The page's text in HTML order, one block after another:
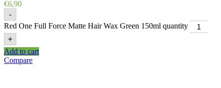
€6,90
-
Red One Full Force Matte Hair Wax Green 150ml quantity
+
Add to cart
Compare